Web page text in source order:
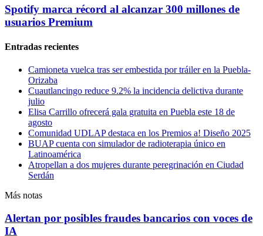
Spotify marca récord al alcanzar 300 millones de
usuarios Premium
Entradas recientes
Camioneta vuelca tras ser embestida por tráiler en la Puebla-
Orizaba
Cuautlancingo reduce 9.2% la incidencia delictiva durante
julio
Elisa Carrillo ofrecerá gala gratuita en Puebla este 18 de
agosto
Comunidad UDLAP destaca en los Premios a! Diseño 2025
BUAP cuenta con simulador de radioterapia único en
Latinoamérica
Atropellan a dos mujeres durante peregrinación en Ciudad
Serdán
Más notas
Alertan por posibles fraudes bancarios con voces de
IA